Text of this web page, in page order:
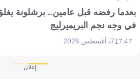
بعدما رفضه قبل عامين.. برشلونة
في وجه نجم البريميرليج
17:477 أغسطس 2026
إعلان